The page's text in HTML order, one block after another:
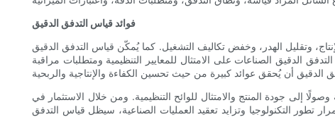
فوائد قياس التدفق الدقيق
وتقليل الهدر، وخفض تكاليف التشغيل. كما يُمكّن قياس التدفق الدقيق
الدقيق الصناعات على الامتثال للمعايير التنظيمية ومتطلبات مراقبة
إلى جودة المنتج والامتثال للوائح التنظيمية. ومن خلال الاستثمار في
تطور التكنولوجيا وتزايد تعقيد العمليات الصناعية، سيظل قياس التدفق